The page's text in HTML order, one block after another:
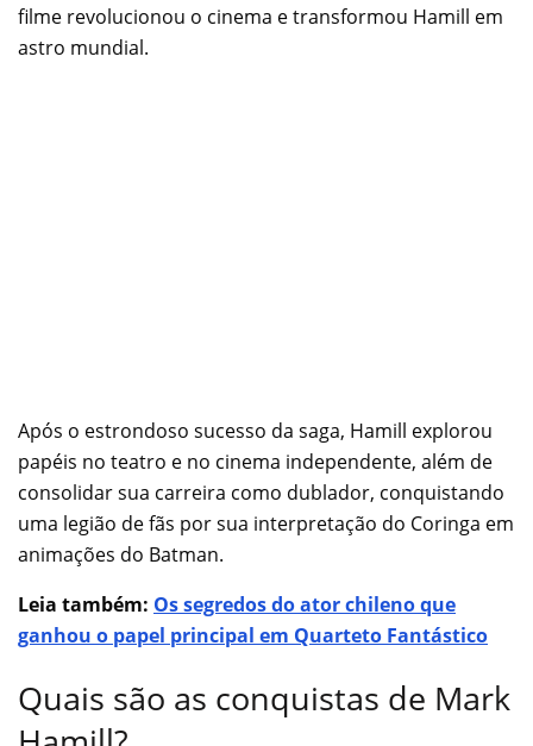
filme revolucionou o cinema e transformou Hamill em
astro mundial.
Após o estrondoso sucesso da saga, Hamill explorou
papéis no teatro e no cinema independente, além de
consolidar sua carreira como dublador, conquistando
uma legião de fãs por sua interpretação do Coringa em
animações do Batman.
Leia também: Os segredos do ator chileno que
ganhou o papel principal em Quarteto Fantástico
Quais são as conquistas de Mark